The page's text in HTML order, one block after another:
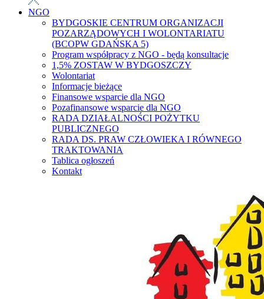
NGO
BYDGOSKIE CENTRUM ORGANIZACJI
POZARZĄDOWYCH I WOLONTARIATU
(BCOPW GDAŃSKA 5)
Program współpracy z NGO - będą konsultacje
1,5% ZOSTAW W BYDGOSZCZY
Wolontariat
Informacje bieżące
Finansowe wsparcie dla NGO
Pozafinansowe wsparcie dla NGO
RADA DZIAŁALNOŚCI POŻYTKU
PUBLICZNEGO
RADA DS. PRAW CZŁOWIEKA I RÓWNEGO
TRAKTOWANIA
Tablica ogłoszeń
Kontakt